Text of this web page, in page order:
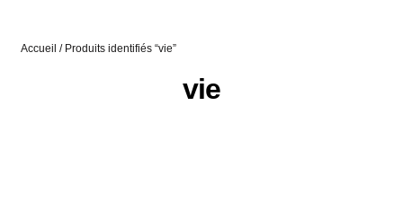
Accueil / Produits identifiés “vie”
vie